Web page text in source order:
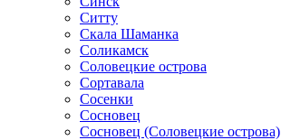
Ситту
Скала Шаманка
Соликамск
Соловецкие острова
Сортавала
Сосенки
Сосновец
Сосновец (Соловецкие острова)